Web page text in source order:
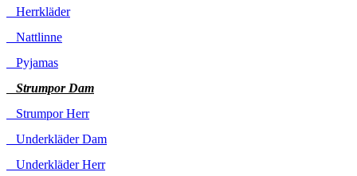
Herrkläder
Nattlinne
Pyjamas
Strumpor Dam
Strumpor Herr
Underkläder Dam
Underkläder Herr